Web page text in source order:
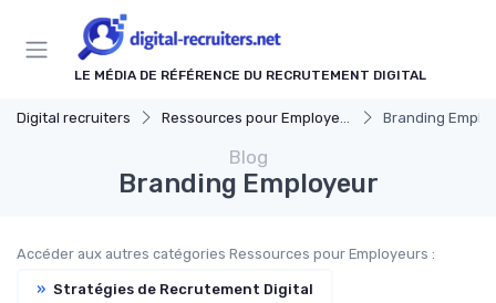
LE MÉDIA DE RÉFÉRENCE DU RECRUTEMENT DIGITAL
Digital recruiters Ressources pour Employeurs Branding
Blog
Branding Employeur
Accéder aux autres catégories Ressources pour Employeurs :
» Stratégies de Recrutement Digital
Panneau de gestion des cookies